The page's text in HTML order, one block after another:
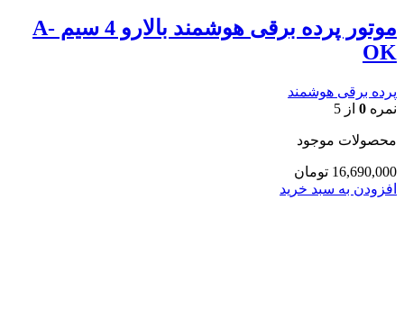
موتور پرده برقی هوشمند بالارو 4 سیم A-
OK
پرده برقی هوشمند
نمره 0 از 5
محصولات موجود
16,690,000 تومان
افزودن به سبد خرید